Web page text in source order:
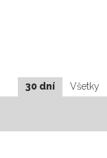
30 dní Všetky